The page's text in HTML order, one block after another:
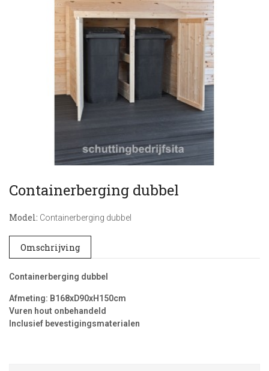
Containerberging dubbel
Model: Containerberging dubbel
Omschrijving
Containerberging dubbel
Afmeting: B168xD90xH150cm
Vuren hout onbehandeld
Inclusief bevestigingsmaterialen